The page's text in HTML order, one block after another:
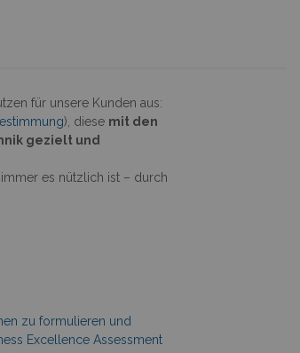
für unsere Kunden aus:
), diese mit den
gezielt und
es nützlich ist – durch
zu formulieren und
Excellence Assessment